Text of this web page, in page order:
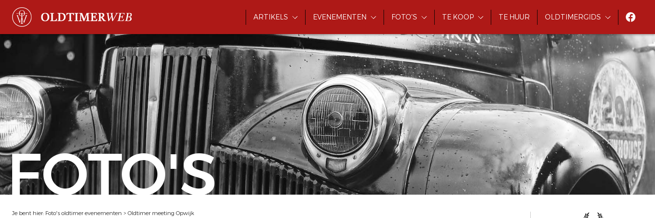
ARTIKELS EVENEMENTEN FOTO'S TE KOOP TE HUUR OLDTIMERGIDS
FOTO'S
Je bent hier: Foto's oldtimer evenementen > Oldtimer meeting Opwijk